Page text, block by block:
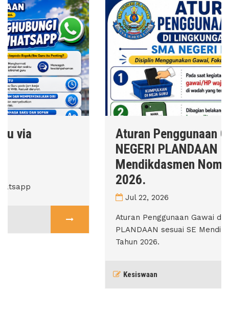
Aturan Penggunaan Gawai di SMA
NEGERI PLANDAAN sesuai SE
Mendikdasmen Nomor 18 Tahun
Aturan Penggunaan Gawai di SMA NEGERI
PLANDAAN sesuai SE Mendikdasmen Nomor 18